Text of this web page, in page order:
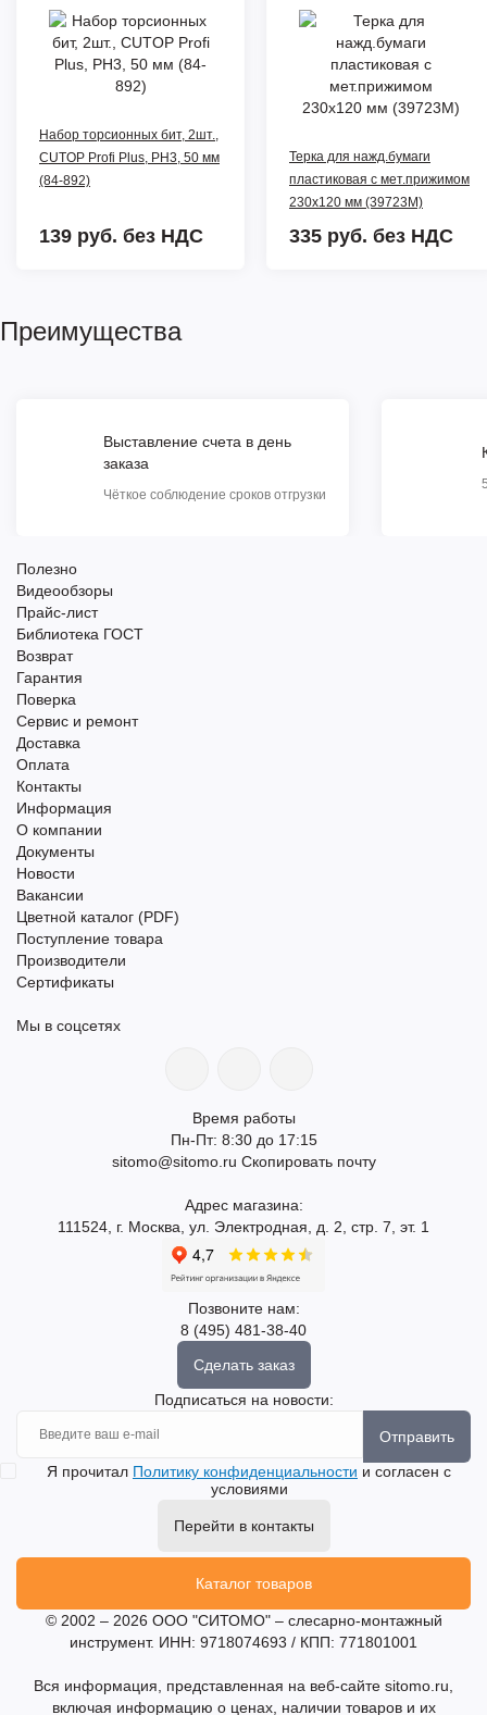
Набор торсионных бит, 2шт.,
CUTOP Profi Plus, PH3, 50 мм
(84-892)
139 руб. без НДС
Терка для нажд.бумаги
пластиковая с мет.прижимом
230х120 мм (39723М)
335 руб. без НДС
Преимущества
Выставление счета в день
заказа
Чёткое соблюдение сроков отгрузки
Полезно
Видеообзоры
Прайс-лист
Библиотека ГОСТ
Возврат
Гарантия
Поверка
Сервис и ремонт
Доставка
Оплата
Контакты
Информация
О компании
Документы
Новости
Вакансии
Цветной каталог (PDF)
Поступление товара
Производители
Сертификаты
Мы в соцсетях
Время работы
Пн-Пт: 8:30 до 17:15
sitomo@sitomo.ru Скопировать почту
Адрес магазина:
111524, г. Москва, ул. Электродная, д. 2, стр. 7, эт. 1
Позвоните нам:
8 (495) 481-38-40
Сделать заказ
Подписаться на новости:
Отправить
Я прочитал Политику конфиденциальности и согласен с
условиями
Перейти в контакты
Каталог товаров
© 2002 – 2026 ООО "СИТОМО" – слесарно-монтажный
инструмент. ИНН: 9718074693 / КПП: 771801001
Вся информация, представленная на веб-сайте sitomo.ru,
включая информацию о ценах, наличии товаров и их